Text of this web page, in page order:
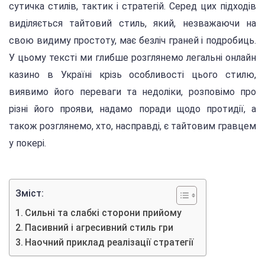
сутичка стилів, тактик і стратегій. Серед цих підходів
виділяється тайтовий стиль, який, незважаючи на
свою видиму простоту, має безліч граней і подробиць.
У цьому тексті ми глибше розглянемо легальні онлайн
казино в Україні крізь особливості цього стилю,
виявимо його переваги та недоліки, розповімо про
різні його прояви, надамо поради щодо протидії, а
також розглянемо, хто, насправді, є тайтовим гравцем
у покері.
Зміст:
Сильні та слабкі сторони прийому
Пасивний і агресивний стиль гри
Наочний приклад реалізації стратегії